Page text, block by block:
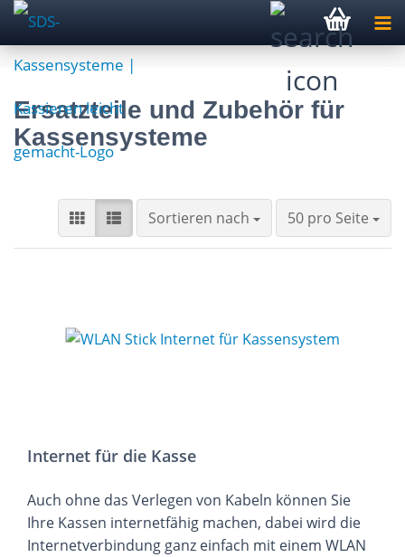
Ersatzteile und Zubehör für
Kassensysteme
Sortieren nach
Sortieren nach 50 pro Seite
pro Seite
Internet für die Kasse
Auch ohne das Verlegen von Kabeln können Sie
Ihre Kassen internetfähig machen, dabei wird die
Internetverbindung ganz einfach mit einem WLAN